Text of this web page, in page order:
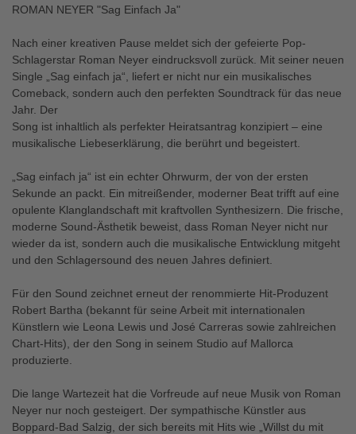
ROMAN NEYER "Sag Einfach Ja"
Nach einer kreativen Pause meldet sich der gefeierte Pop-
Schlagerstar Roman Neyer eindrucksvoll zurück. Mit seiner neuen
Single „Sag einfach ja“, liefert er nicht nur ein musikalisches
Comeback, sondern auch den perfekten Soundtrack für das neue
Jahr. Der
Song ist inhaltlich als perfekter Heiratsantrag konzipiert – eine
musikalische Liebeserklärung, die berührt und begeistert.
„Sag einfach ja“ ist ein echter Ohrwurm, der von der ersten
Sekunde an packt. Ein mitreißender, moderner Beat trifft auf eine
opulente Klanglandschaft mit kraftvollen Synthesizern. Die frische,
moderne Sound-Ästhetik beweist, dass Roman Neyer nicht nur
wieder da ist, sondern auch die musikalische Entwicklung mitgeht
und den Schlagersound des neuen Jahres definiert.
Für den Sound zeichnet erneut der renommierte Hit-Produzent
Robert Bartha (bekannt für seine Arbeit mit internationalen
Künstlern wie Leona Lewis und José Carreras sowie zahlreichen
Chart-Hits), der den Song in seinem Studio auf Mallorca
produzierte.
Die lange Wartezeit hat die Vorfreude auf neue Musik von Roman
Neyer nur noch gesteigert. Der sympathische Künstler aus
Boppard-Bad Salzig, der sich bereits mit Hits wie „Willst du mit